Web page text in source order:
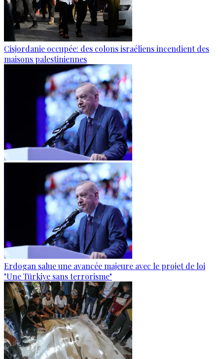
Cisjordanie occupée: des colons israéliens incendient des
maisons palestiniennes
Erdogan salue une avancée majeure avec le projet de loi
"Une Türkiye sans terrorisme"